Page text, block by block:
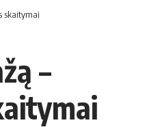
skaitymai
–